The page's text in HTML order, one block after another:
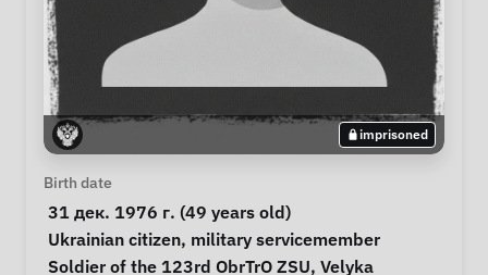
imprisoned
Personal Information
Birth date
31 дек. 1976 г. (49 years old)
Special circumstances
Ukrainian citizen, military servicemember
Notes